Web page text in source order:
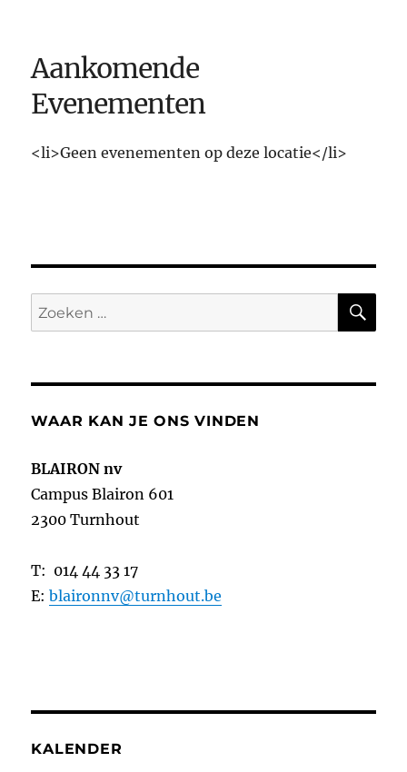
Aankomende
Evenementen
<li>Geen evenementen op deze locatie</li>
Zoeken
naar:
WAAR KAN JE ONS VINDEN
BLAIRON nv
Campus Blairon 601
2300 Turnhout
T: 014 44 33 17
E:blaironnv@turnhout.be
KALENDER